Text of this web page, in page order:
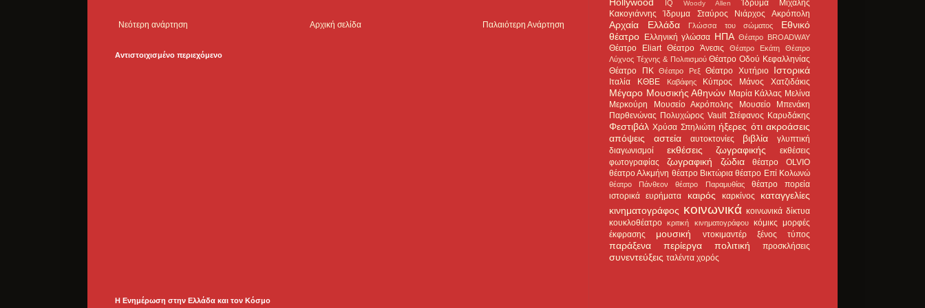
Νεότερη ανάρτηση Παλαιότερη Ανάρτηση
Αρχική σελίδα
Αντιστοιχισμένο περιεχόμενο
Η Ενημέρωση στην Ελλάδα και τoν Κόσμο
IQ Woody Allen
Ίδρυμα Μιχάλης
Κακογιάννης
Ίδρυμα Σταύρος Νιάρχος Ακρόπολη
Αρχαία Ελλάδα Γλώσσα του σώματος
Εθνικό
θέατρο Ελληνική γλώσσα ΗΠΑ Θέατρο BROADWAY
Θέατρο Eliart Θέατρο Άνεσις Θέατρο Εκάτη
Θέατρο
Λύχνος Τέχνης & Πολιτισμού Θέατρο Οδού Κεφαλληνίας
Θέατρο ΠΚ
Θέατρο Ρεξ Θέατρο Χυτήριο Ιστορικά
Ιταλία ΚΘΒΕ Καβάφης Κύπρος Μάνος Χατζιδάκις
Μέγαρο Μουσικής Αθηνών Μαρία Κάλλας Μελίνα
Μερκούρη
Μουσείο Ακρόπολης
Μουσείο Μπενάκη
Παρθενώνας Πολυχώρος Vault Στέφανος Καρυδάκης
Φεστιβάλ Χρύσα Σπηλιώτη ήξερες ότι ακροάσεις
απόψεις
αστεία αυτοκτονίες βιβλία
γλυπτική
διαγωνισμοί
εκθέσεις ζωγραφικής
εκθέσεις
φωτογραφίας
ζωγραφική ζώδια
θέατρο OLVIO
θέατρο Αλκμήνη θέατρο Βικτώρια θέατρο Επί Κολωνώ
θέατρο Πάνθεον θέατρο Παραμυθίας
θέατρο πορεία
ιστορικά ευρήματα
καιρός καρκίνος
καταγγελίες
κινηματογράφος κοινωνικά κοινωνικά δίκτυα
κουκλοθέατρο
κριτική κινηματογράφου κόμικς μορφές
έκφρασης
μουσική ντοκιμαντέρ ξένος τύπος
παράξενα περίεργα πολιτική προσκλήσεις
συνεντεύξεις ταλέντα χορός